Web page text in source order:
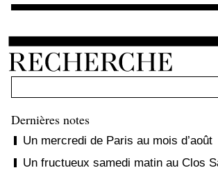
Dernières notes
Un mercredi de Paris au mois d’août
Un fructueux samedi matin au Clos